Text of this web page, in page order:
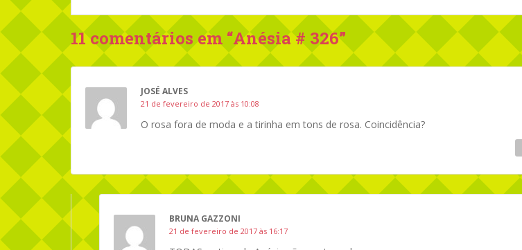
11 comentários em “Anésia # 326”
JOSÉ ALVES
21 de fevereiro de 2017 às 10:08
O rosa fora de moda e a tirinha em tons de rosa. Coincidência?
BRUNA GAZZONI
21 de fevereiro de 2017 às 16:17